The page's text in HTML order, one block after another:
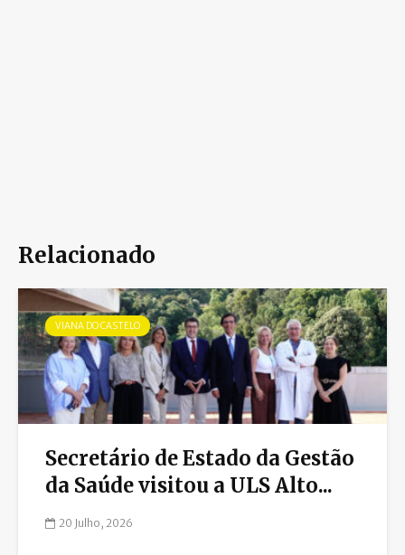
Relacionado
VIANA DO CASTELO
Secretário de Estado da Gestão
da Saúde visitou a ULS Alto...
20 Julho, 2026